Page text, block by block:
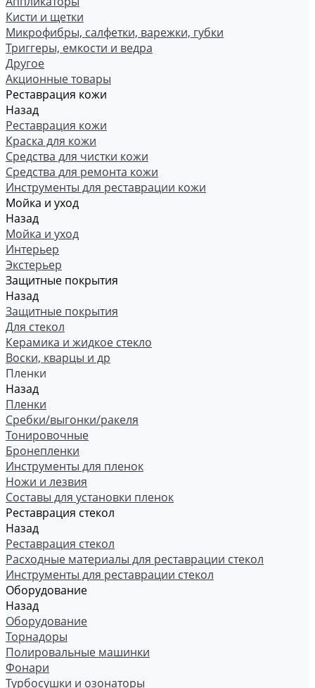
Кисти и щетки
Микрофибры, салфетки, варежки, губки
Триггеры, емкости и ведра
Другое
Акционные товары
Реставрация кожи
Назад
Реставрация кожи
Краска для кожи
Средства для чистки кожи
Средства для ремонта кожи
Инструменты для реставрации кожи
Мойка и уход
Назад
Мойка и уход
Интерьер
Экстерьер
Защитные покрытия
Назад
Защитные покрытия
Для стекол
Керамика и жидкое стекло
Воски, кварцы и др
Пленки
Назад
Пленки
Сребки/выгонки/ракеля
Тонировочные
Бронепленки
Инструменты для пленок
Ножи и лезвия
Составы для установки пленок
Реставрация стекол
Назад
Реставрация стекол
Расходные материалы для реставрации стекол
Инструменты для реставрации стекол
Оборудование
Назад
Оборудование
Торнадоры
Полировальные машинки
Фонари
Турбосушки и озонаторы